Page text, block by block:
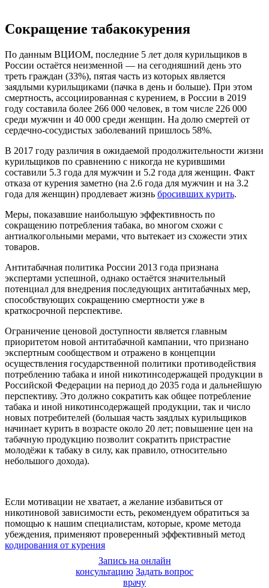
Сокращение табакокурения
По данным ВЦИОМ, последние 5 лет доля курильщиков в
России остаётся неизменной — на сегодняшний день это
треть граждан (33%), пятая часть из которых является
заядлыми курильщиками (пачка в день и больше). При этом
смертность, ассоциированная с курением, в России в 2019
году составила более 266 000 человек, в том числе 226 000
среди мужчин и 40 000 среди женщин. На долю смертей от
сердечно-сосудистых заболеваний пришлось 58%.
В 2017 году различия в ожидаемой продолжительности жизни
курильщиков по сравнению с никогда не курившими
составили 5.3 года для мужчин и 5.2 года для женщин. Факт
отказа от курения заметно (на 2.6 года для мужчин и на 3.2
года для женщин) продлевает жизнь бросивших курить.
Меры, показавшие наибольшую эффективность по
сокращению потребления табака, во многом схожи с
антиалкогольными мерами, что вытекает из схожести этих
товаров.
Антитабачная политика России 2013 года признана
экспертами успешной, однако остаётся значительный
потенциал для внедрения последующих антитабачных мер,
способствующих сокращению смертности уже в
краткосрочной перспективе.
Ограничение ценовой доступности является главным
приоритетом новой антитабачной кампании, что признано
экспертным сообществом и отражено в концепции
осуществления государственной политики противодействия
потреблению табака и иной никотинсодержащей продукции в
Российской Федерации на период до 2035 года и дальнейшую
перспективу. Это должно сократить как общее потребление
табака и иной никотинсодержащей продукции, так и число
новых потребителей (большая часть заядлых курильщиков
начинает курить в возрасте около 20 лет; повышение цен на
табачную продукцию позволит сократить пристрастие
молодёжи к табаку в силу, как правило, относительно
небольшого дохода).
Если мотивации не хватает, а желание избавиться от
никотиновой зависимости есть, рекомендуем обратиться за
помощью к нашим специалистам, которые, кроме метода
убеждения, применяют проверенный эффективный метод
кодирования от курения
Запись на онлайн
консультацию Задать вопрос
врачу